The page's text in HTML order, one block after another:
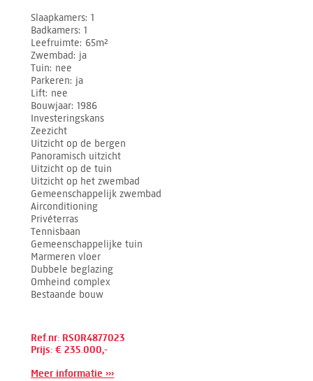
Slaapkamers 1
Badkamers 1
Leefruimte 65m²
Zwembad ja
Tuin nee
Parkeren ja
Lift nee
Bouwjaar 1986
Investeringskans
Zeezicht
Uitzicht op de bergen
Panoramisch uitzicht
Uitzicht op de tuin
Uitzicht op het zwembad
Gemeenschappelijk zwembad
Airconditioning
Privéterras
Tennisbaan
Gemeenschappelijke tuin
Marmeren vloer
Dubbele beglazing
Omheind complex
Bestaande bouw
Ref.nr: RSOR4877023
Prijs: € 235.000,-
Meer informatie ›››